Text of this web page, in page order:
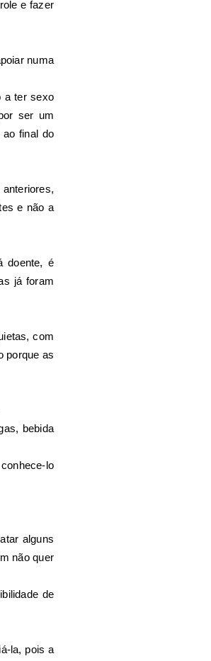
e fazer
numa
a ter sexo
ser um
ao final do
e não a
doente, é
já foram
com
porque as
bebida
lo
alguns
não quer
de
la, pois a